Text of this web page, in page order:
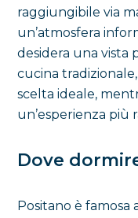
raggiungibile via
un’atmosfera
desidera una vista
cucina
scelta ideale,
un’esperienza più
Dove
Positano è